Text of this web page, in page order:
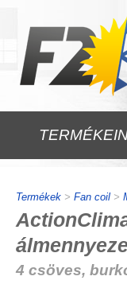
Termékek > Fan coil >
4 csöves,